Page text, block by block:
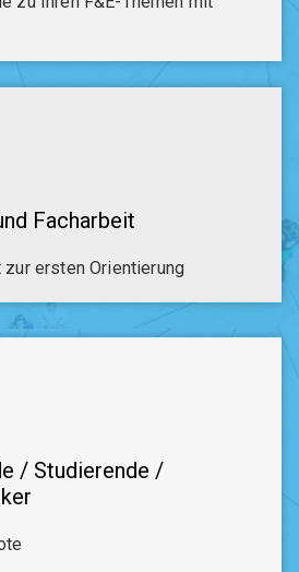
Facharbeit
ersten Orientierung
/ Studierende /